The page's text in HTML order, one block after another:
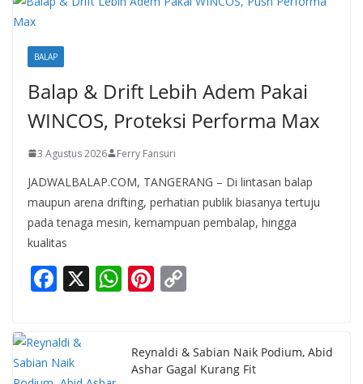
BALAP
Balap & Drift Lebih Adem Pakai
WINCOS, Proteksi Performa Max
3 Agustus 2026 Ferry Fansuri
JADWALBALAP.COM, TANGERANG – Di lintasan balap
maupun arena drifting, perhatian publik biasanya tertuju
pada tenaga mesin, kemampuan pembalap, hingga
kualitas
F
e
b
X W
s
Pi
e y
Reynaldi & Sabian Naik Podium, Abid
Ashar Gagal Kurang Fit